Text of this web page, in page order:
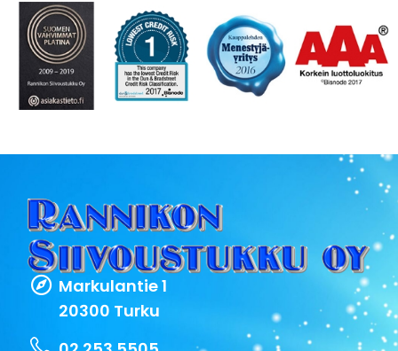
Markulantie 1
20300 Turku